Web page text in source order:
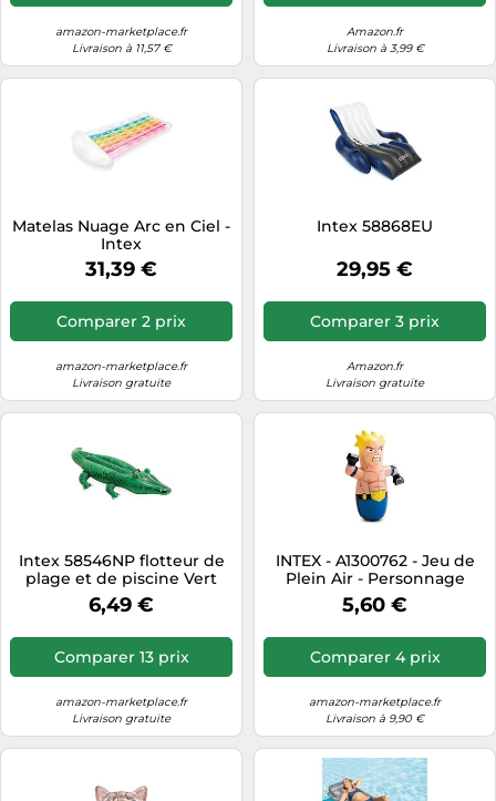
amazon-marketplace.fr
Livraison à 11,57 €
Amazon.fr
Livraison à 3,99 €
Matelas Nuage Arc en Ciel -
Intex
31,39 €
Comparer 2 prix
amazon-marketplace.fr
Livraison gratuite
Intex 58868EU
29,95 €
Comparer 3 prix
Amazon.fr
Livraison gratuite
Intex 58546NP flotteur de
plage et de piscine Vert
Image Vinyl Bouée à
chevaucher
6,49 €
Comparer 13 prix
amazon-marketplace.fr
Livraison gratuite
INTEX - A1300762 - Jeu de
Plein Air - Personnage
gonflable Bop Bag -
86x51cm, Modèle aléatoire
5,60 €
Comparer 4 prix
amazon-marketplace.fr
Livraison à 9,90 €